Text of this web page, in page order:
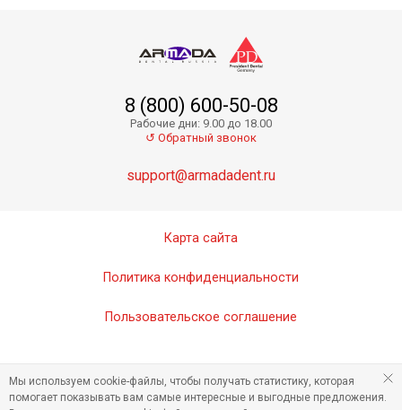
8 (800) 600-50-08
Рабочие дни: 9.00 до 18.00
↺ Обратный звонок
support@armadadent.ru
Карта сайта
Политика конфиденциальности
Пользовательское соглашение
Мы используем cookie-файлы, чтобы получать статистику, которая
помогает показывать вам самые интересные и выгодные предложения.